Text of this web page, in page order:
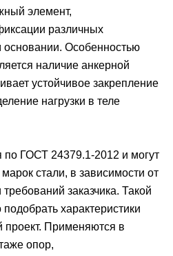
элемент,
различных
основании. Особенностью
наличие анкерной
устойчивое закрепление
нагрузки в теле
по ГОСТ 24379.1-2012 и могут
стали, в зависимости от
заказчика. Такой
характеристики
проект. Применяются в
опор,